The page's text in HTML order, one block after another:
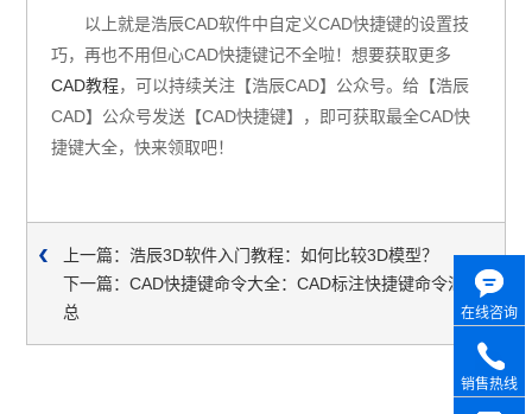
以上就是浩辰CAD软件中自定义CAD快捷键的设置技
巧，再也不用但心CAD快捷键记不全啦！想要获取更多
CAD教程，可以持续关注【浩辰CAD】公众号。给【浩辰
CAD】公众号发送【CAD快捷键】，即可获取最全CAD快
捷键大全，快来领取吧！
上一篇：浩辰3D软件入门教程：如何比较3D模型？
下一篇：CAD快捷键命令大全：CAD标注快捷键命令汇
总
在线咨询
销售热线